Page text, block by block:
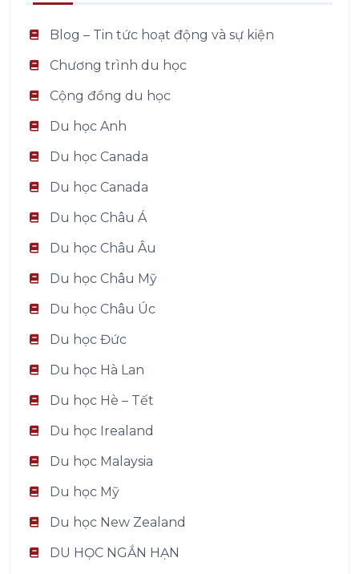
Blog – Tin tức hoạt động và sự kiện
Chương trình du học
Cộng đồng du học
Du học Anh
Du học Canada
Du học Canada
Du học Châu Á
Du học Châu Âu
Du học Châu Mỹ
Du học Châu Úc
Du học Đức
Du học Hà Lan
Du học Hè – Tết
Du học Irealand
Du học Malaysia
Du học Mỹ
Du học New Zealand
DU HỌC NGẮN HẠN